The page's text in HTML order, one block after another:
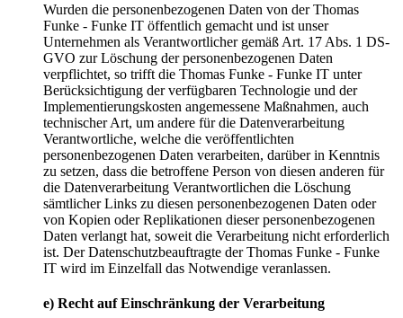
Wurden die personenbezogenen Daten von der Thomas
Funke - Funke IT öffentlich gemacht und ist unser
Unternehmen als Verantwortlicher gemäß Art. 17 Abs. 1 DS-
GVO zur Löschung der personenbezogenen Daten
verpflichtet, so trifft die Thomas Funke - Funke IT unter
Berücksichtigung der verfügbaren Technologie und der
Implementierungskosten angemessene Maßnahmen, auch
technischer Art, um andere für die Datenverarbeitung
Verantwortliche, welche die veröffentlichten
personenbezogenen Daten verarbeiten, darüber in Kenntnis
zu setzen, dass die betroffene Person von diesen anderen für
die Datenverarbeitung Verantwortlichen die Löschung
sämtlicher Links zu diesen personenbezogenen Daten oder
von Kopien oder Replikationen dieser personenbezogenen
Daten verlangt hat, soweit die Verarbeitung nicht erforderlich
ist. Der Datenschutzbeauftragte der Thomas Funke - Funke
IT wird im Einzelfall das Notwendige veranlassen.
e) Recht auf Einschränkung der Verarbeitung